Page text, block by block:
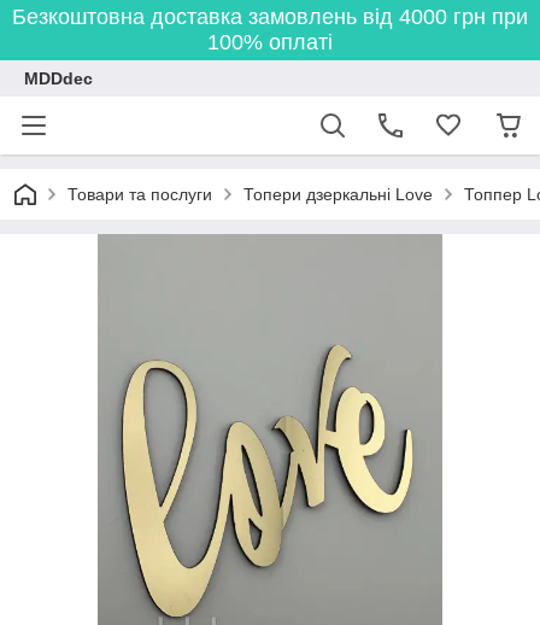
Безкоштовна доставка замовлень від 4000 грн при
100% оплаті
MDDdec
Товари та послуги Топери дзеркальні Love Топпер